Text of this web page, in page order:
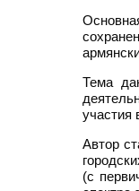
Тема
участия
Автор
(с